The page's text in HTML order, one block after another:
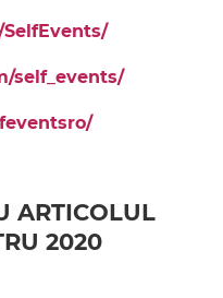
self_events/
ARTICOLUL
2020